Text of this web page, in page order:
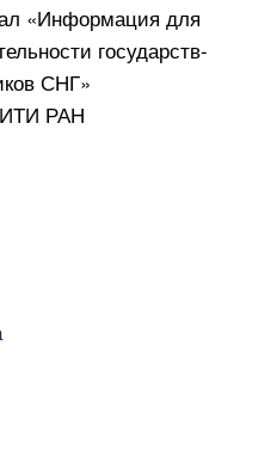
«Информация для
государств-
СНГ»
РАН